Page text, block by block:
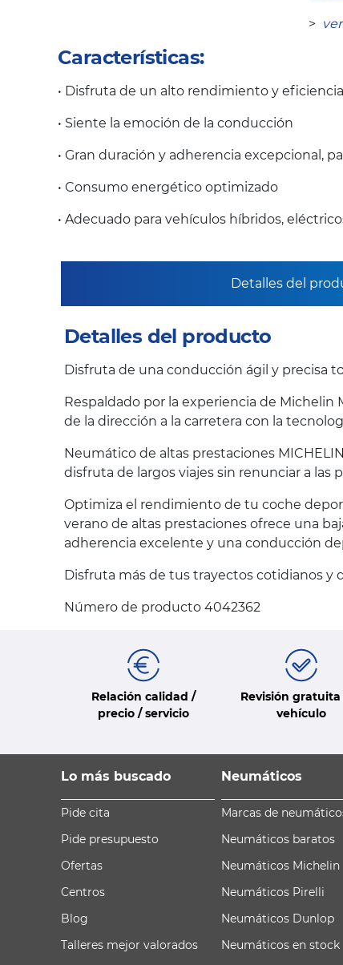
>
Características:
• Disfruta de un alto rendimiento y
• Siente la emoción de la conducción
• Gran duración y adherencia excepcional,
• Consumo energético optimizado
• Adecuado para vehículos híbridos,
Detalles del
Detalles del producto
Disfruta de una conducción ágil y precisa
Respaldado por la experiencia de
de la dirección a la carretera con la
Neumático de altas prestaciones
disfruta de largos viajes sin renunciar a las
Optimiza el rendimiento de tu coche
verano de altas prestaciones ofrece una
adherencia excelente y una conducción
Disfruta más de tus trayectos cotidianos
Número de producto 4042362
Relación calidad /
precio / servicio
Revisión
vehículo
Lo más buscado
Pide cita
Pide presupuesto
Ofertas
Centros
Blog
Talleres mejor valorados
Neumáticos
Marcas de
Neumáticos baratos
Neumáticos Michelin
Neumáticos Pirelli
Neumáticos Dunlop
Neumáticos en stock